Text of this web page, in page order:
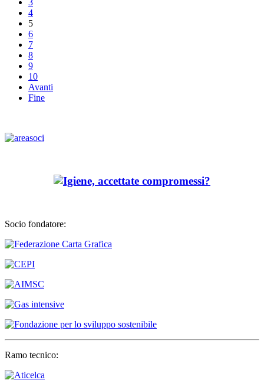
3
4
5
6
7
8
9
10
Avanti
Fine
Socio fondatore:
Ramo tecnico: